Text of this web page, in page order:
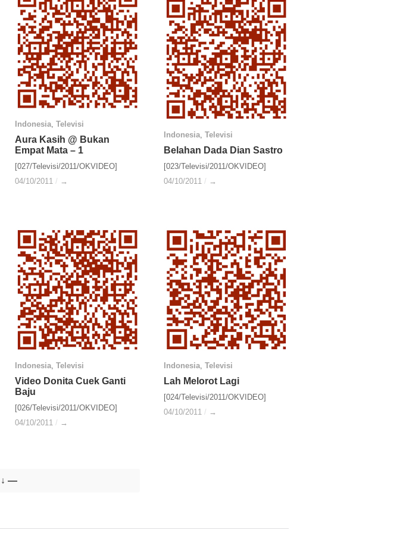
Indonesia, Televisi
Aura Kasih @ Bukan
Empat Mata – 1
[027/Televisi/2011/OKVIDEO]
04/10/2011 / →
Indonesia Televisi
Aura Kasih @ Bukan
Empat Mata – 1
04/10/2011 / →
Indonesia, Televisi
Belahan Dada Dian Sastro
[023/Televisi/2011/OKVIDEO]
04/10/2011 / →
Indonesia Televisi
Belahan Dada Dian Sastro
04/10/2011 / →
Indonesia, Televisi
Video Donita Cuek Ganti
Baju
[026/Televisi/2011/OKVIDEO]
04/10/2011 / →
Indonesia Televisi
Video Donita Cuek Ganti
Baju
04/10/2011 / →
Indonesia, Televisi
Lah Melorot Lagi
[024/Televisi/2011/OKVIDEO]
04/10/2011 / →
Indonesia Televisi
Lah Melorot Lagi
04/10/2011 / →
—